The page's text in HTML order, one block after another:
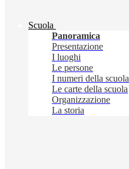
Scuola
Panoramica
Presentazione
I luoghi
Le persone
I numeri della scuola
Le carte della scuola
Organizzazione
La storia